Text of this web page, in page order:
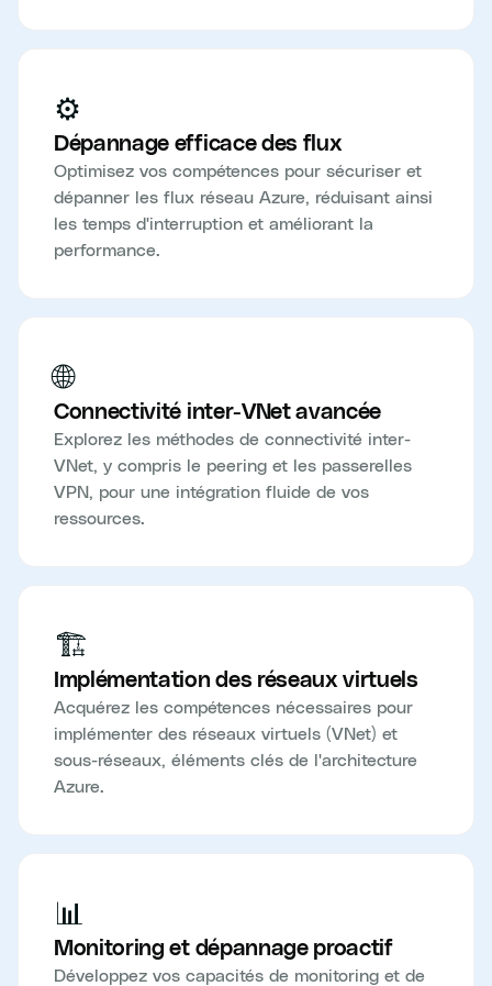
⚙️
Dépannage efficace des flux
Optimisez vos compétences pour sécuriser et
dépanner les flux réseau Azure, réduisant ainsi
les temps d'interruption et améliorant la
performance.
🌐
Connectivité inter-VNet avancée
Explorez les méthodes de connectivité inter-
VNet, y compris le peering et les passerelles
VPN, pour une intégration fluide de vos
ressources.
🏗️
Implémentation des réseaux virtuels
Acquérez les compétences nécessaires pour
implémenter des réseaux virtuels (VNet) et
sous-réseaux, éléments clés de l'architecture
Azure.
📊
Monitoring et dépannage proactif
Développez vos capacités de monitoring et de